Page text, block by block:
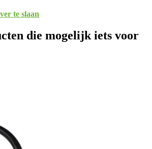
te slaan
die mogelijk iets voor